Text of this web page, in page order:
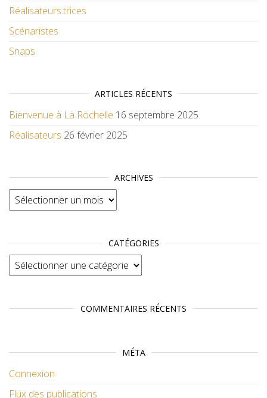
Réalisateurs.trices
Scénaristes
Snaps
ARTICLES RÉCENTS
Bienvenue à La Rochelle 16 septembre 2025
Réalisateurs 26 février 2025
ARCHIVES
Archives
CATÉGORIES
Catégories
COMMENTAIRES RÉCENTS
MÉTA
Connexion
Flux des publications